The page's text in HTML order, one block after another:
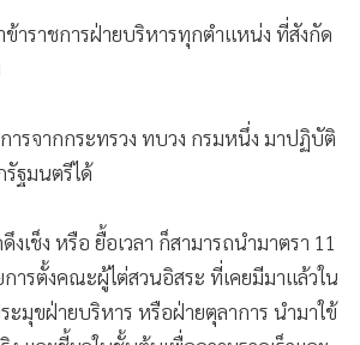
าราชการฝ่ายบริหารทุกตำแหน่ง ที่สังกัด
ารจากกระทรวง ทบวง กรมหนึ่ง มาปฏิบัติ
ฐมนตรีได้
เช็ง หรือ ยื้อเวลา ก็สามารถนำมาตรา 11
ารตั้งคณะผู้ไต่สวนอิสระ ที่เคยมีมาแล้วใน
ะมุขฝ่ายบริหาร หรือฝ่ายตุลาการ นำมาใข้